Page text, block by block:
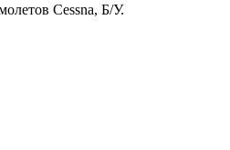
Cessna, Б/У.